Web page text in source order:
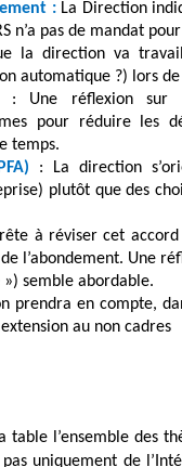
:La Direction
n’a pas de mandat
la direction va
automatique ?) lors
: Une réflexion sur
pour réduire les
temps.
: La direction
plutôt que des
à réviser cet
l’abondement. Une
semble abordable.
prendra en compte,
au non cadres
table l’ensemble des
uniquement de